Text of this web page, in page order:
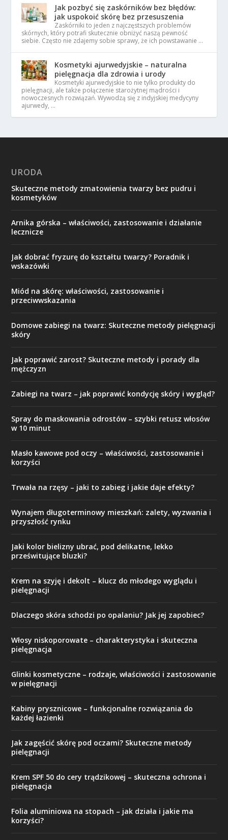
Jak pozbyć się zaskórników bez błędów:
jak uspokoić skórę bez przesuszenia
Zaskórniki to jeden z najczęstszych problemów
skórnych, który potrafi skutecznie obniżyć naszą pewność
siebie. Często nie zdajemy sobie sprawy, że ich powstawanie …
Kosmetyki ajurwedyjskie – naturalna
pielęgnacja dla zdrowia i urody
Kosmetyki ajurwedyjskie to nie tylko produkty do
pielęgnacji, ale także połączenie starożytnej mądrości i
nowoczesnych rozwiązań. Wywodzą się z indyjskiej medycyny
ajurwedy, …
URODA
Skuteczne metody zmatowienia twarzy bez pudru i
kosmetyków
Arnika górska – właściwości, zastosowanie i działanie
lecznicze
Jak dobrać fryzurę do kształtu twarzy? Poradnik i
wskazówki
Miód na skórę: właściwości, zastosowanie i
przeciwwskazania
Domowe zabiegi na twarz: Skuteczne metody pielęgnacji
skóry
Jak poprawić zarost? Skuteczne metody i porady dla
mężczyzn
Zabiegi na twarz – jak poprawić kondycję skóry i wygląd?
Spray do maskowania odrostów – szybki retusz włosów
w 10 minut
Masło kawowe pod oczy – właściwości, zastosowanie i
korzyści
Trwała na rzęsy – jaki to zabieg i jakie daje efekty?
Wynajem długoterminowy mieszkań: zalety, wyzwania i
przyszłość rynku
Jaki kolor bielizny ubrać, pod delikatne, lekko
prześwitujące bluzki?
Krem na szyję i dekolt – klucz do młodego wyglądu i
pielęgnacji
Dlaczego skóra schodzi po opalaniu? Jak jej zapobiec?
Włosy niskoporowate – charakterystyka i skuteczna
pielęgnacja
Glinki kosmetyczne – rodzaje, właściwości i zastosowanie
w pielęgnacji
Kabiny prysznicowe – funkcjonalne rozwiązania do
każdej łazienki
Jak zagęścić skórę pod oczami? Skuteczne metody
pielęgnacji
Krem SPF 50 do cery trądzikowej – skuteczna ochrona i
pielęgnacja
Folia aluminiowa na stopach – jak działa i jakie ma
korzyści?